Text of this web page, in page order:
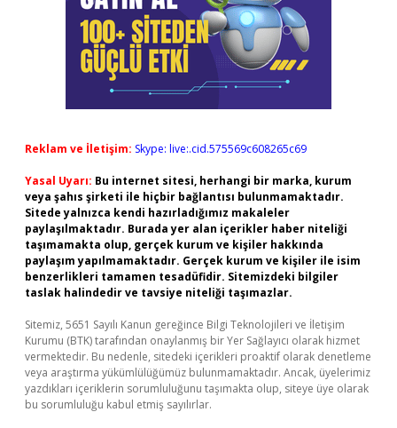
Reklam ve İletişim: Skype: live:.cid.575569c608265c69
Yasal Uyarı: Bu internet sitesi, herhangi bir marka, kurum
veya şahıs şirketi ile hiçbir bağlantısı bulunmamaktadır.
Sitede yalnızca kendi hazırladığımız makaleler
paylaşılmaktadır. Burada yer alan içerikler haber niteliği
taşımamakta olup, gerçek kurum ve kişiler hakkında
paylaşım yapılmamaktadır. Gerçek kurum ve kişiler ile isim
benzerlikleri tamamen tesadüfidir. Sitemizdeki bilgiler
taslak halindedir ve tavsiye niteliği taşımazlar.
Sitemiz, 5651 Sayılı Kanun gereğince Bilgi Teknolojileri ve İletişim
Kurumu (BTK) tarafından onaylanmış bir Yer Sağlayıcı olarak hizmet
vermektedir. Bu nedenle, sitedeki içerikleri proaktif olarak denetleme
veya araştırma yükümlülüğümüz bulunmamaktadır. Ancak, üyelerimiz
yazdıkları içeriklerin sorumluluğunu taşımakta olup, siteye üye olarak
bu sorumluluğu kabul etmiş sayılırlar.